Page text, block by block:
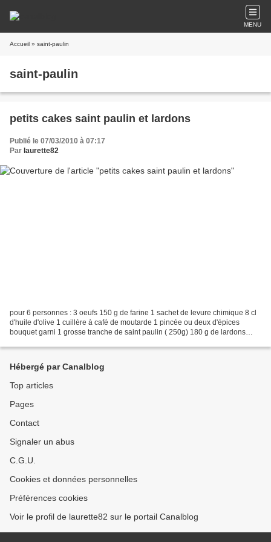
MENU
Accueil » saint-paulin
saint-paulin
petits cakes saint paulin et lardons
Publié le 07/03/2010 à 07:17
Par laurette82
pour 6 personnes : 3 oeufs 150 g de farine 1 sachet de levure chimique 8 cl
d'huile d'olive 1 cuillère à café de moutarde 1 pincée ou deux d'épices
bouquet garni 1 grosse tranche de saint paulin ( 250g) 180 g de lardons
Hébergé par Canalblog
Top articles
Pages
Contact
Signaler un abus
C.G.U.
Cookies et données personnelles
Préférences cookies
Voir le profil de laurette82 sur le portail Canalblog